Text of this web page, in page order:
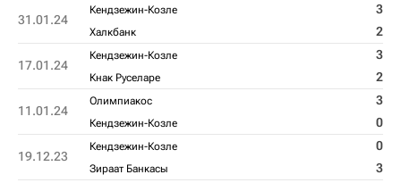
31.01.24
Кендзежин-Козле 3
Халкбанк 2
17.01.24
Кендзежин-Козле 3
Кнак Руселаре 2
11.01.24
Олимпиакос 3
Кендзежин-Козле 0
19.12.23
Кендзежин-Козле 0
Зираат Банкасы 3